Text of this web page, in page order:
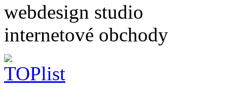
webdesign studio
internetové obchody